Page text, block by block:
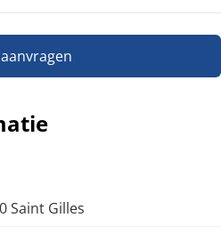
Saint Gilles